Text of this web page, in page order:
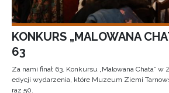
KONKURS „MALOWANA
63
Za nami finał 63. Konkursu „Malowana Chata”
edycji wydarzenia, które Muzeum Ziemi
raz 50.